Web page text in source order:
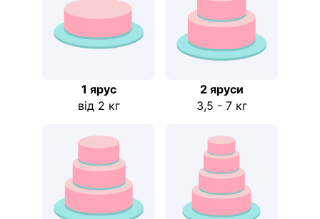
1 ярус
від 2 кг
2 яруси
3,5 - 7 кг